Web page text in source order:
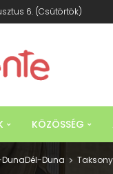
6. (csütörtök)
KÖZÖSSÉG
Dél-Duna